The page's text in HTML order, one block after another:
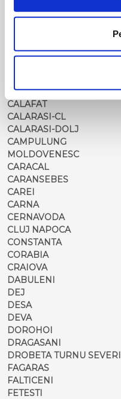
BISTRITA
BRAILA
BUZAU
CALAFAT
CALARASI-CL
CALARASI-DOLJ
CAMPULUNG
MOLDOVENESC
CARACAL
CARANSEBES
CAREI
CARNA
CERNAVODA
CLUJ NAPOCA
CONSTANTA
CORABIA
CRAIOVA
DABULENI
DEJ
DESA
DEVA
DOROHOI
DRAGASANI
DROBETA TURNU
FAGARAS
FALTICENI
FETESTI